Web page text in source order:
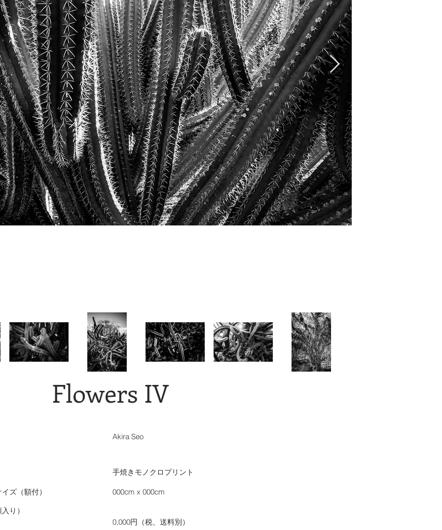
Flowers IV
Akira Seo
ズ（額付）
手焼きモノクロプリント
000cm x 000cm
り）
0,000円（税、送料別）